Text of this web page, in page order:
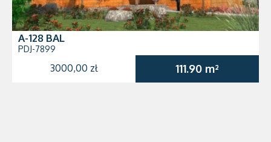
A-128 BAL
PDJ-7899
3000,00 zł 111.90 m²